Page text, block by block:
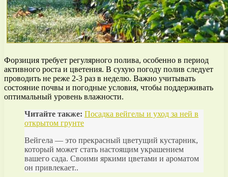
Форзиция требует регулярного полива, особенно в период
активного роста и цветения. В сухую погоду полив следует
проводить не реже 2-3 раз в неделю. Важно учитывать
состояние почвы и погодные условия, чтобы поддерживать
оптимальный уровень влажности.
Читайте также: Посадка вейгелы и уход за ней в
открытом грунте
Вейгела — это прекрасный цветущий кустарник,
который может стать настоящим украшением
вашего сада. Своими яркими цветами и ароматом
он привлекает..